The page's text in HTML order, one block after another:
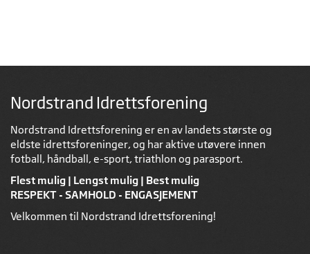
Nordstrand Idrettsforening
Nordstrand Idrettsforening er en av landets største og
eldste idrettsforeninger, og har aktive utøvere innen
fotball, håndball, e-sport, triathlon og parasport.
Flest mulig | Lengst mulig | Best mulig
RESPEKT - SAMHOLD - ENGASJEMENT
Velkommen til Nordstrand Idrettsforening!